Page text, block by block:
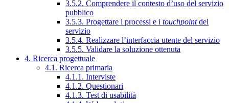
3.5.2. Comprendere il contesto d’uso del servizio
pubblico
3.5.3. Progettare i processi e i touchpointdel
servizio
3.5.4. Realizzare l’interfaccia utente del servizio
3.5.5. Validare la soluzione ottenuta
4. Ricerca progettuale
4.1. Ricerca primaria
4.1.1. Interviste
4.1.2. Questionari
4.1.3. Test di usabilità